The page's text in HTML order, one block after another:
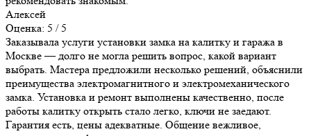
Алексей
Оценка: 5 / 5
Заказывала услуги установки замка на калитку и гаража в
Москве — долго не могла решить вопрос, какой вариант
выбрать. Мастера предложили несколько решений, объяснили
преимущества электромагнитного и электромеханического
замка. Установка и ремонт выполнены качественно, после
работы калитку открыть стало легко, ключи не заедают.
Гарантия есть, цены адекватные. Общение вежливое,